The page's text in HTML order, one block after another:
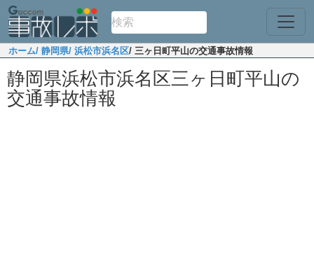
ホーム/ 静岡県/ 浜松市浜名区/ 三ヶ日町平山の交通事故情報
静岡県浜松市浜名区三ヶ日町平山の
交通事故情報